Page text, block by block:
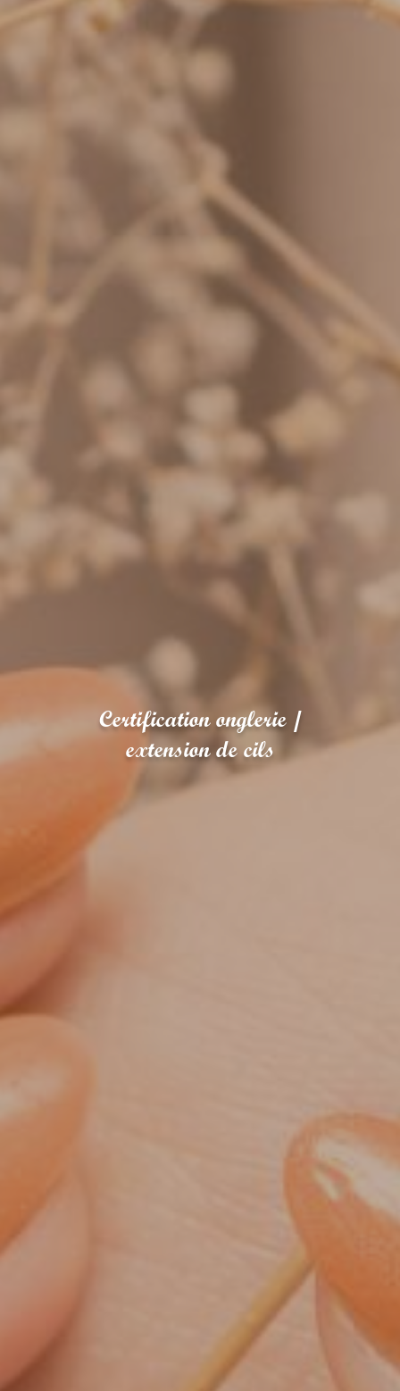
Certification onglerie /
extension de cils